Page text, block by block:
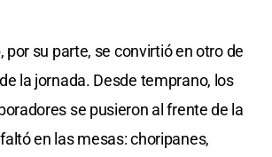
por su parte, se convirtió en otro de
la jornada. Desde temprano, los
se pusieron al frente de la
en las mesas: choripanes,